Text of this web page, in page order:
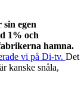
egen
1% och
hamna.
vi på Di-tv. Det
kanske snåla,